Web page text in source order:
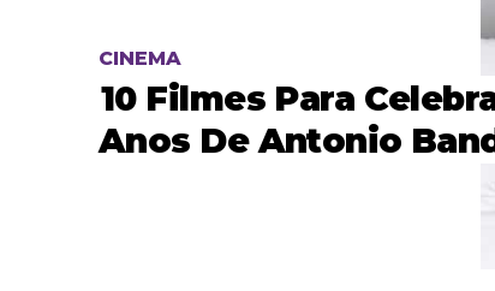
CINEMA
10 Filmes Para
Anos De Antonio